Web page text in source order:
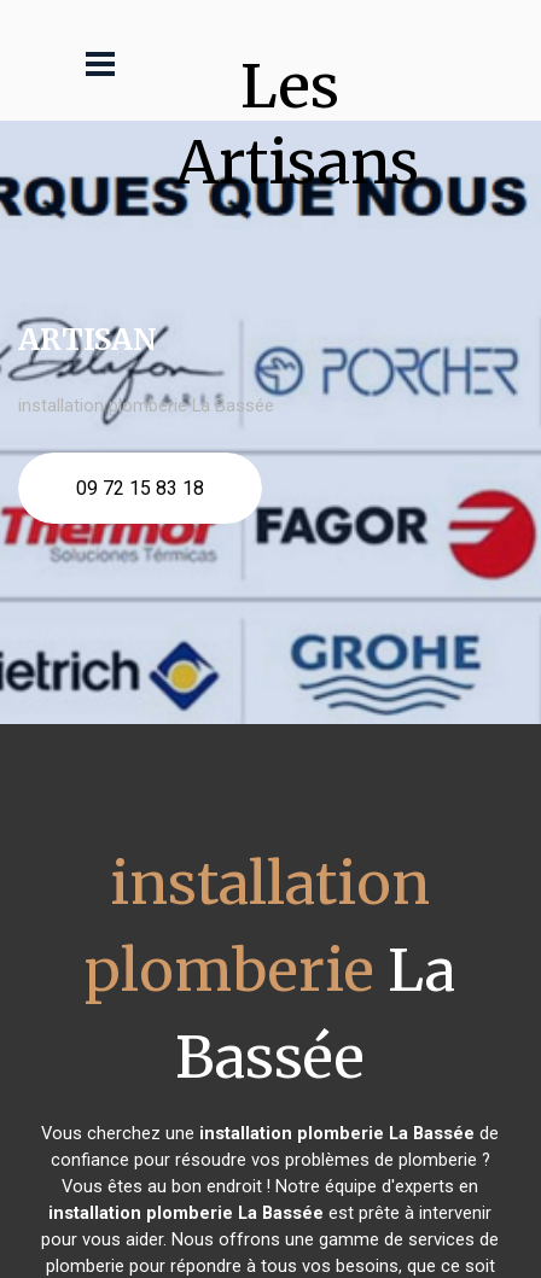
Les
Artisans
ARTISAN
installation plomberie La Bassée
09 72 15 83 18
installation
plomberie La
Bassée
Vous cherchez une installation plomberie La Bassée de
confiance pour résoudre vos problèmes de plomberie ?
Vous êtes au bon endroit ! Notre équipe d'experts en
installation plomberie La Bassée est prête à intervenir
pour vous aider. Nous offrons une gamme de services de
plomberie pour répondre à tous vos besoins, que ce soit